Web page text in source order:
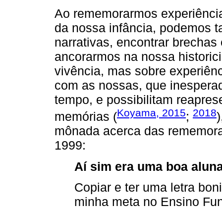
Ao rememorarmos
da nossa infância, podemos
narrativas, encontrar
ancorarmos na nossa
vivência, mas sobre
com as nossas, que
tempo, e possibilitam
memórias (Koyama, 2015; 2018
mônada acerca das
1999:
Aí sim era uma boa
Copiar e ter uma letra
minha meta no Ensino